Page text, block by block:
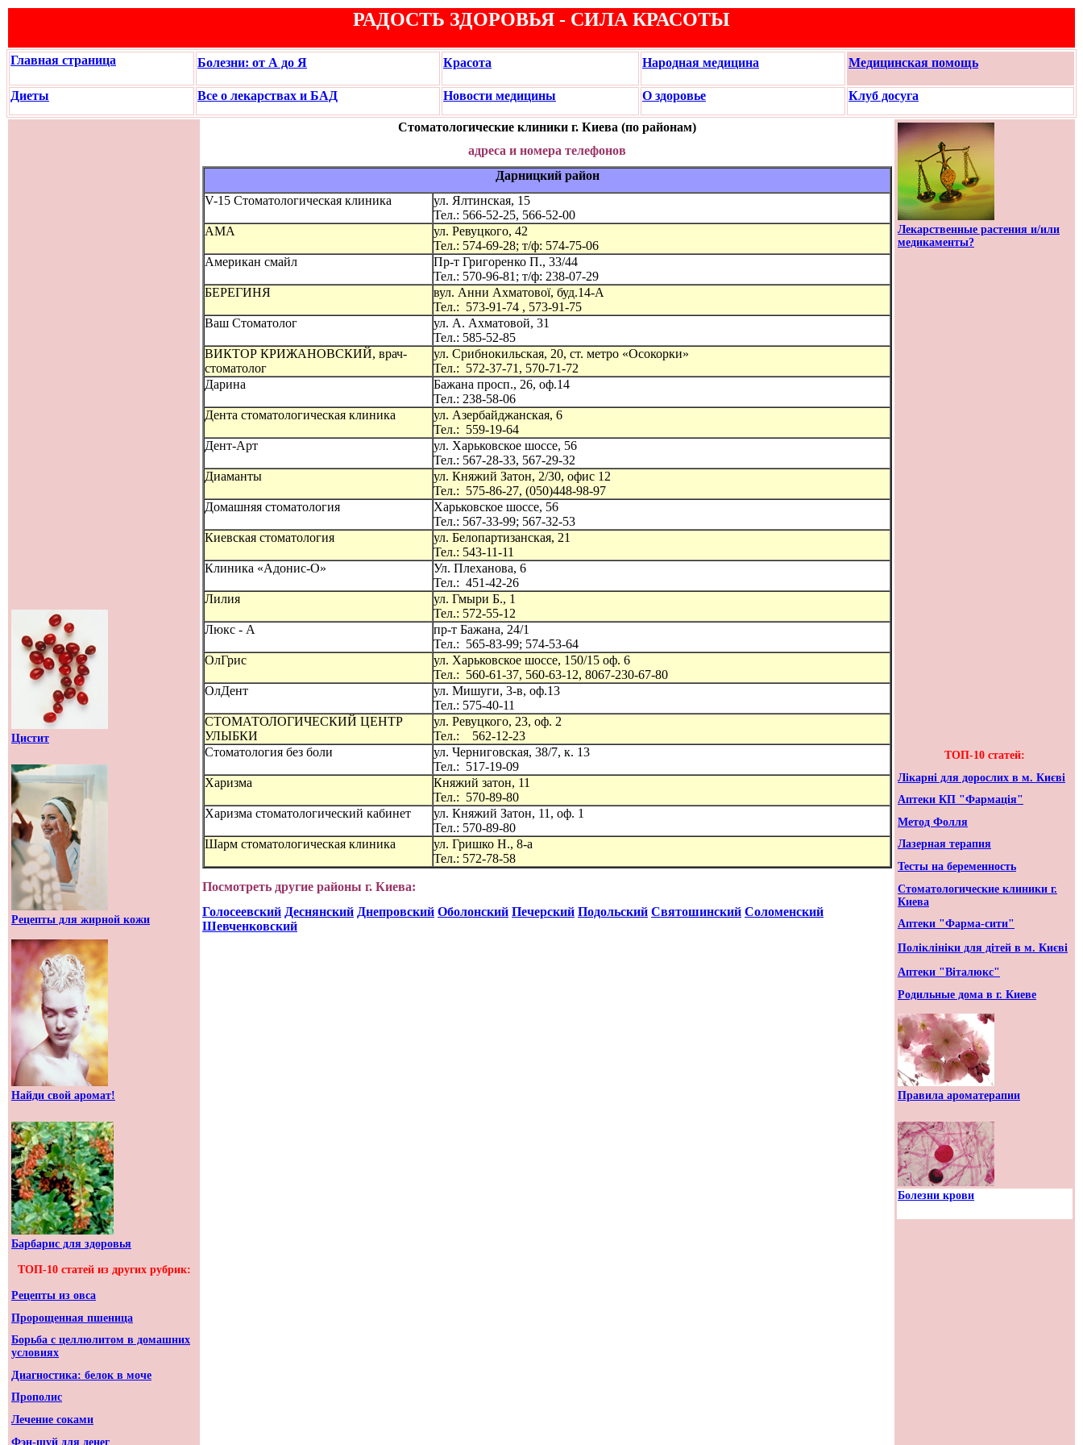
РАДОСТЬ ЗДОРОВЬЯ - СИЛА КРАСОТЫ
Главная страница Болезни: от А до Я Красота Народная медицина Медицинская помощь
Диеты Все о лекарствах и БАД Новости медицины О здоровье Клуб досуга
Цистит
Рецепты для жирной кожи
Найди свой аромат!
Барбарис для здоровья
ТОП-10 статей из других рубрик:
Рецепты из овса
Пророщенная пшеница
Борьба с целлюлитом в домашних
условиях
Диагностика: белок в моче
Прополис
Лечение соками
Фэн-шуй для денег
Стоматологические клиники г. Киева (по районам)
адреса и номера телефонов
Дарницкий район
V-15 Стоматологическая клиника
ул. Ялтинская, 15
Тел.: 566-52-25, 566-52-00
АМА
ул. Ревуцкого, 42
Тел.: 574-69-28; т/ф: 574-75-06
Американ смайл
Пр-т Григоренко П., 33/44
Тел.: 570-96-81; т/ф: 238-07-29
БЕРЕГИНЯ
вул. Анни Ахматової, буд.14-А
Тел.: 573-91-74 , 573-91-75
Ваш Стоматолог
ул. А. Ахматовой, 31
Тел.: 585-52-85
ВИКТОР КРИЖАНОВСКИЙ, врач-
стоматолог
ул. Срибнокильская, 20, ст. метро «Осокорки»
Тел.: 572-37-71, 570-71-72
Дарина
Бажана просп., 26, оф.14
Тел.: 238-58-06
Дента стоматологическая клиника
ул. Азербайджанская, 6
Тел.: 559-19-64
Дент-Арт
ул. Харьковское шоссе, 56
Тел.: 567-28-33, 567-29-32
Диаманты
ул. Княжий Затон, 2/30, офис 12
Тел.: 575-86-27, (050)448-98-97
Домашняя стоматология
Харьковское шоссе, 56
Тел.: 567-33-99; 567-32-53
Киевская стоматология
ул. Белопартизанская, 21
Тел.: 543-11-11
Клиника «Адонис-О»
Ул. Плеханова, 6
Тел.: 451-42-26
Лилия
ул. Гмыри Б., 1
Тел.: 572-55-12
Люкс - А
пр-т Бажана, 24/1
Тел.: 565-83-99; 574-53-64
ОлГрис
ул. Харьковское шоссе, 150/15 оф. 6
Тел.: 560-61-37, 560-63-12, 8067-230-67-80
ОлДент
ул. Мишуги, 3-в, оф.13
Тел.: 575-40-11
СТОМАТОЛОГИЧЕСКИЙ ЦЕНТР
УЛЫБКИ
ул. Ревуцкого, 23, оф. 2
Тел.: 562-12-23
Стоматология без боли
ул. Черниговская, 38/7, к. 13
Тел.: 517-19-09
Харизма
Княжий затон, 11
Тел.: 570-89-80
Харизма стоматологический кабинет
ул. Княжий Затон, 11, оф. 1
Тел.: 570-89-80
Шарм стоматологическая клиника
ул. Гришко Н., 8-а
Тел.: 572-78-58
Посмотреть другие районы г. Киева:
Голосеевский Деснянский Днепровский Оболонский Печерский Подольский Святошинский Соломенский
Шевченковский
Лекарственные растения и/или
медикаменты?
ТОП-10 статей:
Лікарні для дорослих в м. Києві
Аптеки КП "Фармація"
Метод Фолля
Лазерная терапия
Тесты на беременность
Стоматологические клиники г.
Киева
Аптеки "Фарма-сити"
Поліклініки для дітей в м. Києві
Аптеки "Віталюкс"
Родильные дома в г. Киеве
Правила ароматерапии
Болезни крови